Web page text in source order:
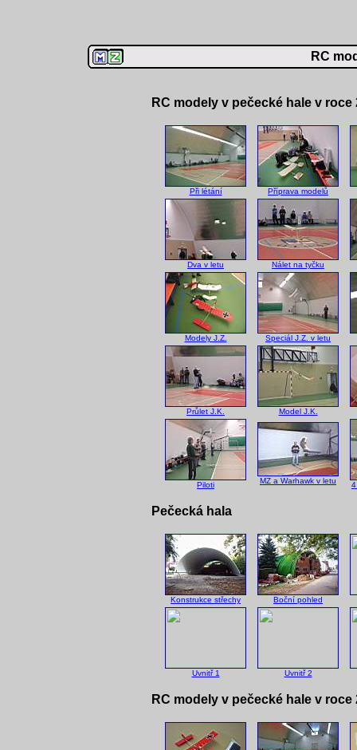
RC
RC modely v pečecké hale v roce
Při létání Příprava modelů
Dva v letu Nálet na tyčku
Modely J.Z. Speciál J.Z. v letu
Průlet J.K. Model J.K.
Piloti MZ a Warhawk v letu
Pečecká hala
Konstrukce střechy Boční pohled
Uvnitř 1 Uvnitř 2
RC modely v pečecké hale v roce